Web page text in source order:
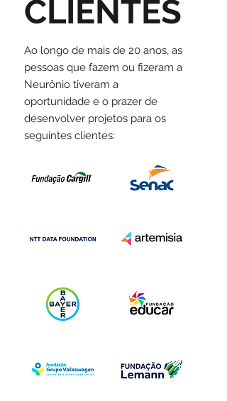
CLIENTES
Ao longo de mais de 20 anos, as
pessoas que fazem ou fizeram a
Neurônio tiveram a
oportunidade e o prazer de
desenvolver projetos para os
seguintes clientes: